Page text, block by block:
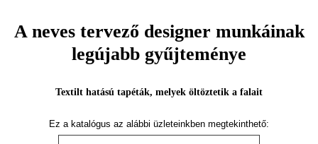
A neves tervező designer munkáinak
legújabb gyűjteménye
Textilt hatású tapéták, melyek öltöztetik a falait
Ez a katalógus az alábbi üzleteinkben megtekinthető: